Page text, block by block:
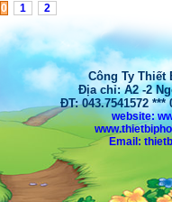
0 1 2
Công Ty Thiết
Địa chỉ: A2 -2
ĐT: 043.7541572 ***
website:
Email: